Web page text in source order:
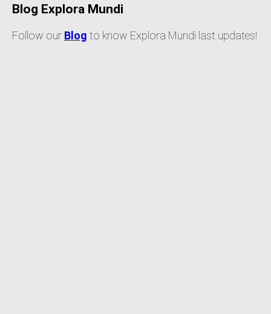
Blog Explora Mundi
Follow our Blog to know Explora Mundi last updates!